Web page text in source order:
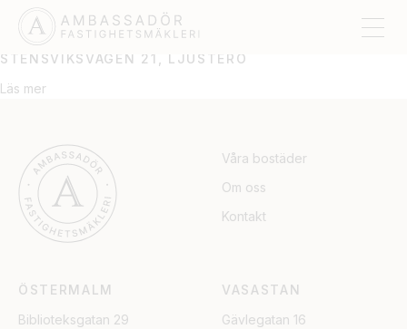
LJUSTERÖ
STENSVIKSVÄGEN 21, LJUSTERÖ
Läs mer
Våra bostäder
Om oss
Kontakt
ÖSTERMALM
Biblioteksgatan 29
VASASTAN
Gävlegatan 16